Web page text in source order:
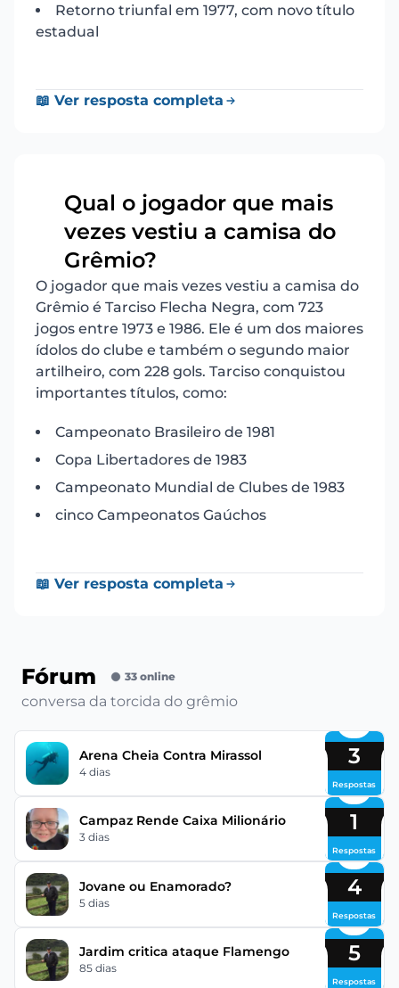
Retorno triunfal em 1977, com novo título
estadual
📖 Ver resposta completa
Qual o jogador que mais
vezes vestiu a camisa do
Grêmio?
O jogador que mais vezes vestiu a camisa do
Grêmio é Tarciso Flecha Negra, com 723
jogos entre 1973 e 1986. Ele é um dos maiores
ídolos do clube e também o segundo maior
artilheiro, com 228 gols. Tarciso conquistou
importantes títulos, como:
Campeonato Brasileiro de 1981
Copa Libertadores de 1983
Campeonato Mundial de Clubes de 1983
cinco Campeonatos Gaúchos
📖 Ver resposta completa
Fórum 33 online
conversa da torcida do grêmio
Arena Cheia Contra Mirassol
4 dias
3
Respostas
Campaz Rende Caixa Milionário
3 dias
1
Respostas
Jovane ou Enamorado?
5 dias
4
Respostas
Jardim critica ataque Flamengo
85 dias
5
Respostas